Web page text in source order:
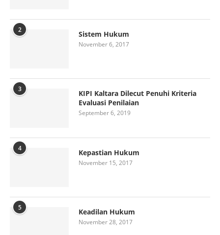
2 Sistem Hukum
November 6, 2017
3
KIPI Kaltara Dilecut Penuhi Kriteria
Evaluasi Penilaian
September 6, 2019
4 Kepastian Hukum
November 15, 2017
5 Keadilan Hukum
November 28, 2017